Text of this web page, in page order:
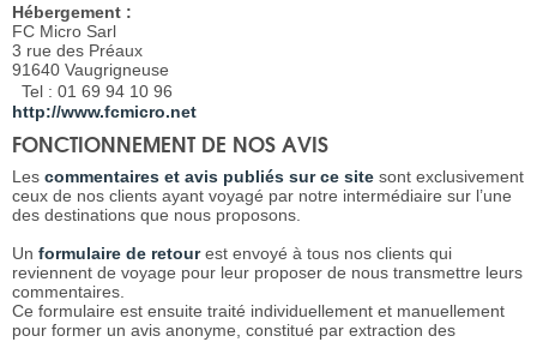
Hébergement :
FC Micro Sarl
3 rue des Préaux
91640 Vaugrigneuse
Tel : 01 69 94 10 96
http://www.fcmicro.net
FONCTIONNEMENT DE NOS AVIS
Les commentaires et avis publiés sur ce site sont exclusivement
ceux de nos clients ayant voyagé par notre intermédiaire sur l’une
des destinations que nous proposons.
Un formulaire de retourest envoyé à tous nos clients qui
reviennent de voyage pour leur proposer de nous transmettre leurs
commentaires.
Ce formulaire est ensuite traité individuellement et manuellement
pour former un avis anonyme, constitué par extraction des